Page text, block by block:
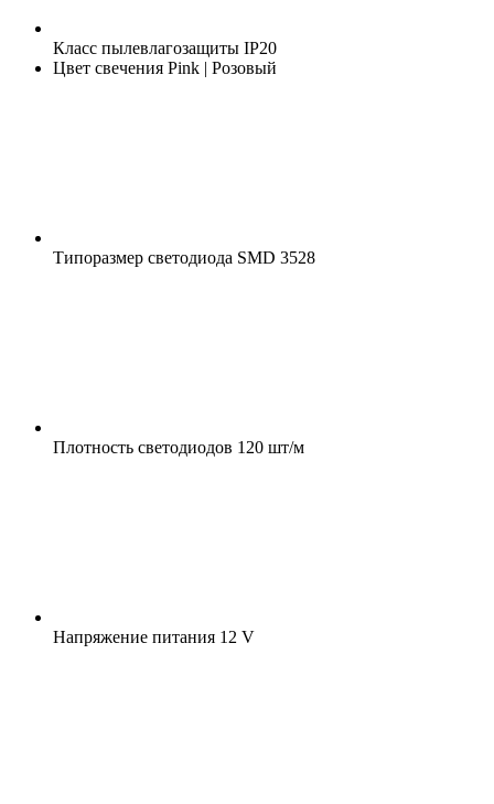
Класс пылевлагозащиты IP20
Цвет свечения Pink | Розовый
Типоразмер светодиода SMD 3528
Плотность светодиодов 120 шт/м
Напряжение питания 12 V